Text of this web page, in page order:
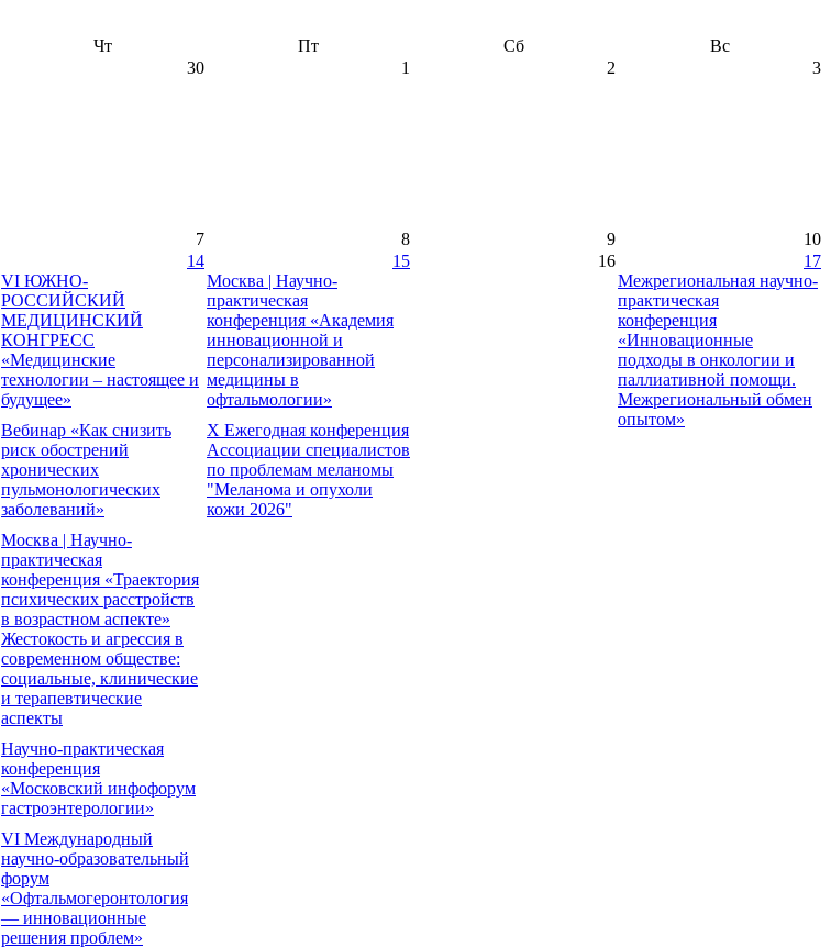
Чт Пт Сб
Вс
30 1 2 3
7 8 9
10
14
VI ЮЖНО-
РОССИЙСКИЙ
МЕДИЦИНСКИЙ
КОНГРЕСС
«Медицинские
технологии – настоящее и
будущее»
Вебинар «Как снизить
риск обострений
хронических
пульмонологических
заболеваний»
Москва | Научно-
практическая
конференция «Траектория
психических расстройств
в возрастном аспекте»
Жестокость и агрессия в
современном обществе:
социальные, клинические
и терапевтические
аспекты
Научно-практическая
конференция
«Московский инфофорум
гастроэнтерологии»
VI Международный
научно-образовательный
форум
«Офтальмогеронтология
— инновационные
решения проблем»
15
Москва | Научно-
практическая
конференция «Академия
инновационной и
персонализированной
медицины в
офтальмологии»
X Ежегодная конференция
Ассоциации специалистов
по проблемам меланомы
"Меланома и опухоли
кожи 2026"
16
17
Межрегиональная научно-
практическая
конференция
«Инновационные
подходы в онкологии и
паллиативной помощи.
Межрегиональный обмен
опытом»